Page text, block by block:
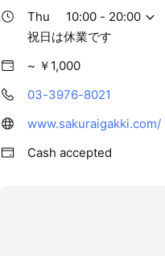
Thu
10:00 - 20:00
祝日は休業です
~ ￥1,000
03-3976-8021
www.sakuraigakki.com/
Cash accepted